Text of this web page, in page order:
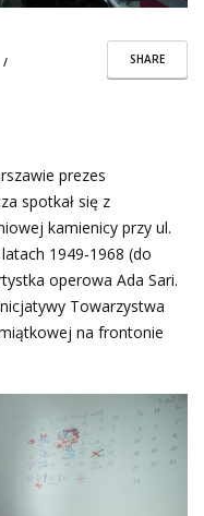
SHARE
/
prezes
spotkał się z
kamienicy przy ul.
1949-1968 (do
operowa Ada Sari.
Towarzystwa
na frontonie